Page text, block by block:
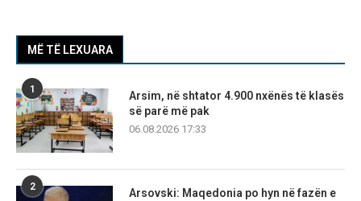
MË TË LEXUARA
1
Arsim, në shtator 4.900 nxënës të klasës
së parë më pak
06.08.2026 17:33
2
Arsovski: Maqedonia po hyn në fazën e